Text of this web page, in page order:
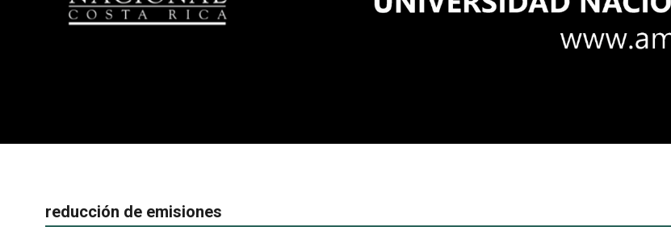
reducción de emisiones